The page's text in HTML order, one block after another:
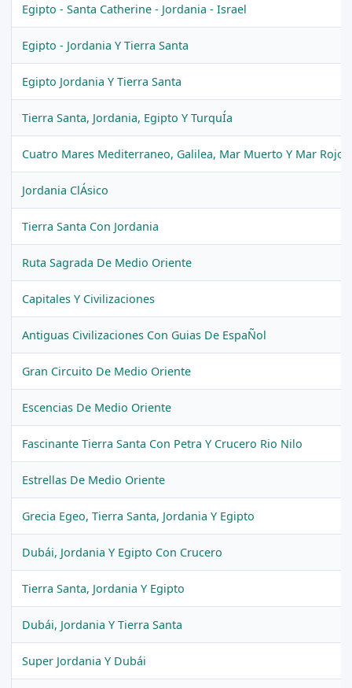
Egipto - Santa Catherine - Jordania - Israel
Egipto - Jordania Y Tierra Santa
Egipto Jordania Y Tierra Santa
Tierra Santa, Jordania, Egipto Y TurquÍa
Cuatro Mares Mediterraneo, Galilea, Mar Muerto Y Mar Rojo
Jordania ClÁsico
Tierra Santa Con Jordania
Ruta Sagrada De Medio Oriente
Capitales Y Civilizaciones
Antiguas Civilizaciones Con Guias De EspaÑol
Gran Circuito De Medio Oriente
Escencias De Medio Oriente
Fascinante Tierra Santa Con Petra Y Crucero Rio Nilo
Estrellas De Medio Oriente
Grecia Egeo, Tierra Santa, Jordania Y Egipto
Dubái, Jordania Y Egipto Con Crucero
Tierra Santa, Jordania Y Egipto
Dubái, Jordania Y Tierra Santa
Super Jordania Y Dubái